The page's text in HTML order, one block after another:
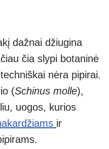
dažnai džiugina
čia slypi botaninė
nėra pipirai.
(Schinus molle),
uogos, kurios
ir